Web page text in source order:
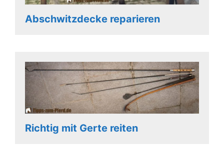
Abschwitzdecke reparieren
Richtig mit Gerte reiten